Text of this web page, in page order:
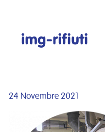
img-rifiuti
24 Novembre 2021